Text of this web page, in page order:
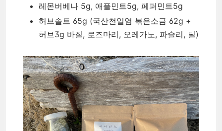
레몬버베나 5g, 애플민트5g, 페퍼민트5g
허브솔트 65g (국산천일염 볶은소금 62g +
허브3g 바질, 로즈마리, 오레가노, 파슬리, 딜)